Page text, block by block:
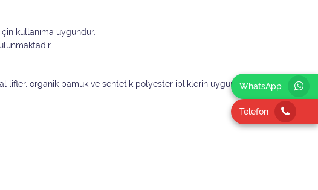
WhatsApp
Telefon
kullanıma uygundur.
lifler, organik pamuk ve sentetik polyester ipliklerin uygun